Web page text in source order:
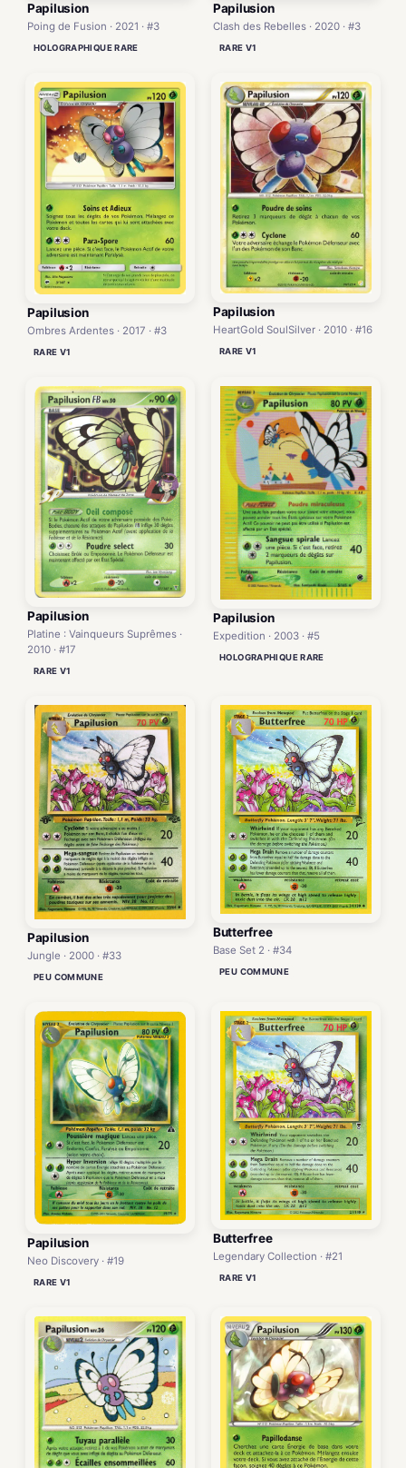
Papilusion
Poing de Fusion · 2021 · #3
HOLOGRAPHIQUE RARE
Papilusion
Clash des Rebelles · 2020 · #3
RARE V1
Papilusion
Ombres Ardentes · 2017 · #3
RARE V1
Papilusion
HeartGold SoulSilver · 2010 · #16
RARE V1
Papilusion
Platine : Vainqueurs Suprêmes ·
2010 · #17
RARE V1
Papilusion
Expedition · 2003 · #5
HOLOGRAPHIQUE RARE
Papilusion
Jungle · 2000 · #33
PEU COMMUNE
Butterfree
Base Set 2 · #34
PEU COMMUNE
Papilusion
Neo Discovery · #19
RARE V1
Butterfree
Legendary Collection · #21
RARE V1